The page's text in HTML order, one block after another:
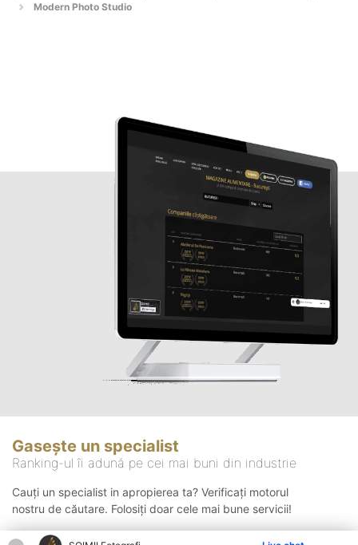
Modern Photo Studio
Gasește un specialist
Ranking-ul îi adună pe cei mai buni din industrie
Cauți un specialist in apropierea ta? Verificați motorul
nostru de căutare. Folosiți doar cele mai bune servicii!